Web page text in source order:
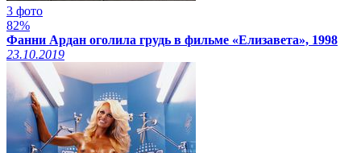
3 фото
82%
Фанни Ардан оголила грудь в фильме «Елизавета», 1998
23.10.2019